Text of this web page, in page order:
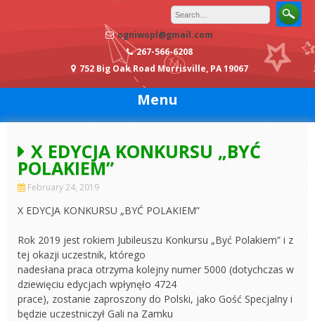
ogniwopl@gmail.com
267-566-6208
752 Big Oak Road Morrisville, PA 19067
Menu
X EDYCJA KONKURSU „BYĆ
POLAKIEM”
February 24, 2019
X EDYCJA KONKURSU „BYĆ POLAKIEM”
Rok 2019 jest rokiem Jubileuszu Konkursu „Być Polakiem” i z
tej okazji uczestnik, którego
nadesłana praca otrzyma kolejny numer 5000 (dotychczas w
dziewięciu edycjach wpłynęło 4724
prace), zostanie zaproszony do Polski, jako Gość Specjalny i
będzie uczestniczył Gali na Zamku